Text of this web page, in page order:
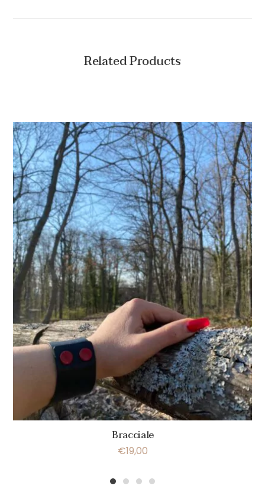
Related Products
Bracciale
€19,00